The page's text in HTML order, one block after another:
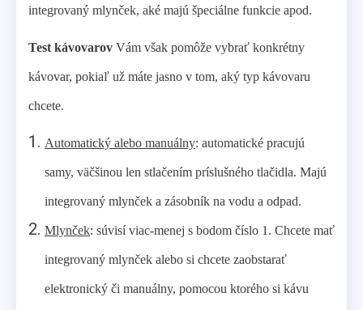
integrovaný mlynček, aké majú špeciálne funkcie apod.
Test kávovarov Vám však pomôže vybrať konkrétny
kávovar, pokiaľ už máte jasno v tom, aký typ kávovaru
chcete.
Automatický alebo manuálny: automatické pracujú
samy, väčšinou len stlačením príslušného tlačidla. Majú
integrovaný mlynček a zásobník na vodu a odpad.
Mlynček: súvisí viac-menej s bodom číslo 1. Chcete mať
integrovaný mlynček alebo si chcete zaobstarať
elektronický či manuálny, pomocou ktorého si kávu